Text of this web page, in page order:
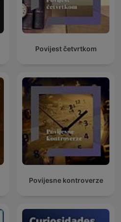
Povijest četvrtkom
Povijesne kontroverze